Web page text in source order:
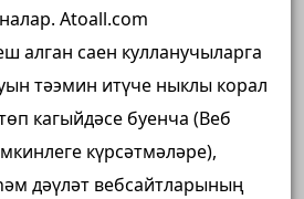
Atoall.com
алган саен кулланучыларга
тәэмин итүче ныклы корал
кагыйдәсе буенча (Веб
күрсәтмәләре),
дәүләт вебсайтларының